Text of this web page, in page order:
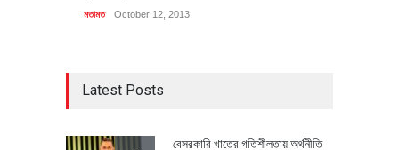
মতামত October 12, 2013
Latest Posts
বেসরকারি খাতের গতিশীলতায় অর্থনীতি